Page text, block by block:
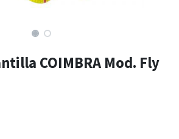
COIMBRA Mod. Fly